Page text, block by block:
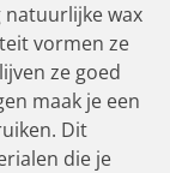
natuurlijke wax
vormen ze
ze goed
maak je een
Dit
die je